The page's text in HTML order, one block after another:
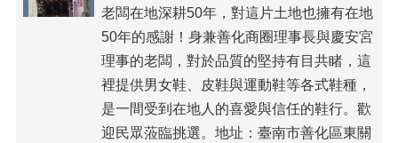
老闆在地深耕50年，對這片土地也擁有在地
50年的感謝！身兼善化商圈理事長與慶安宮
理事的老闆，對於品質的堅持有目共睹，這
裡提供男女鞋、皮鞋與運動鞋等各式鞋種，
是一間受到在地人的喜愛與信任的鞋行。歡
迎民眾蒞臨挑選。地址：臺南市善化區東關